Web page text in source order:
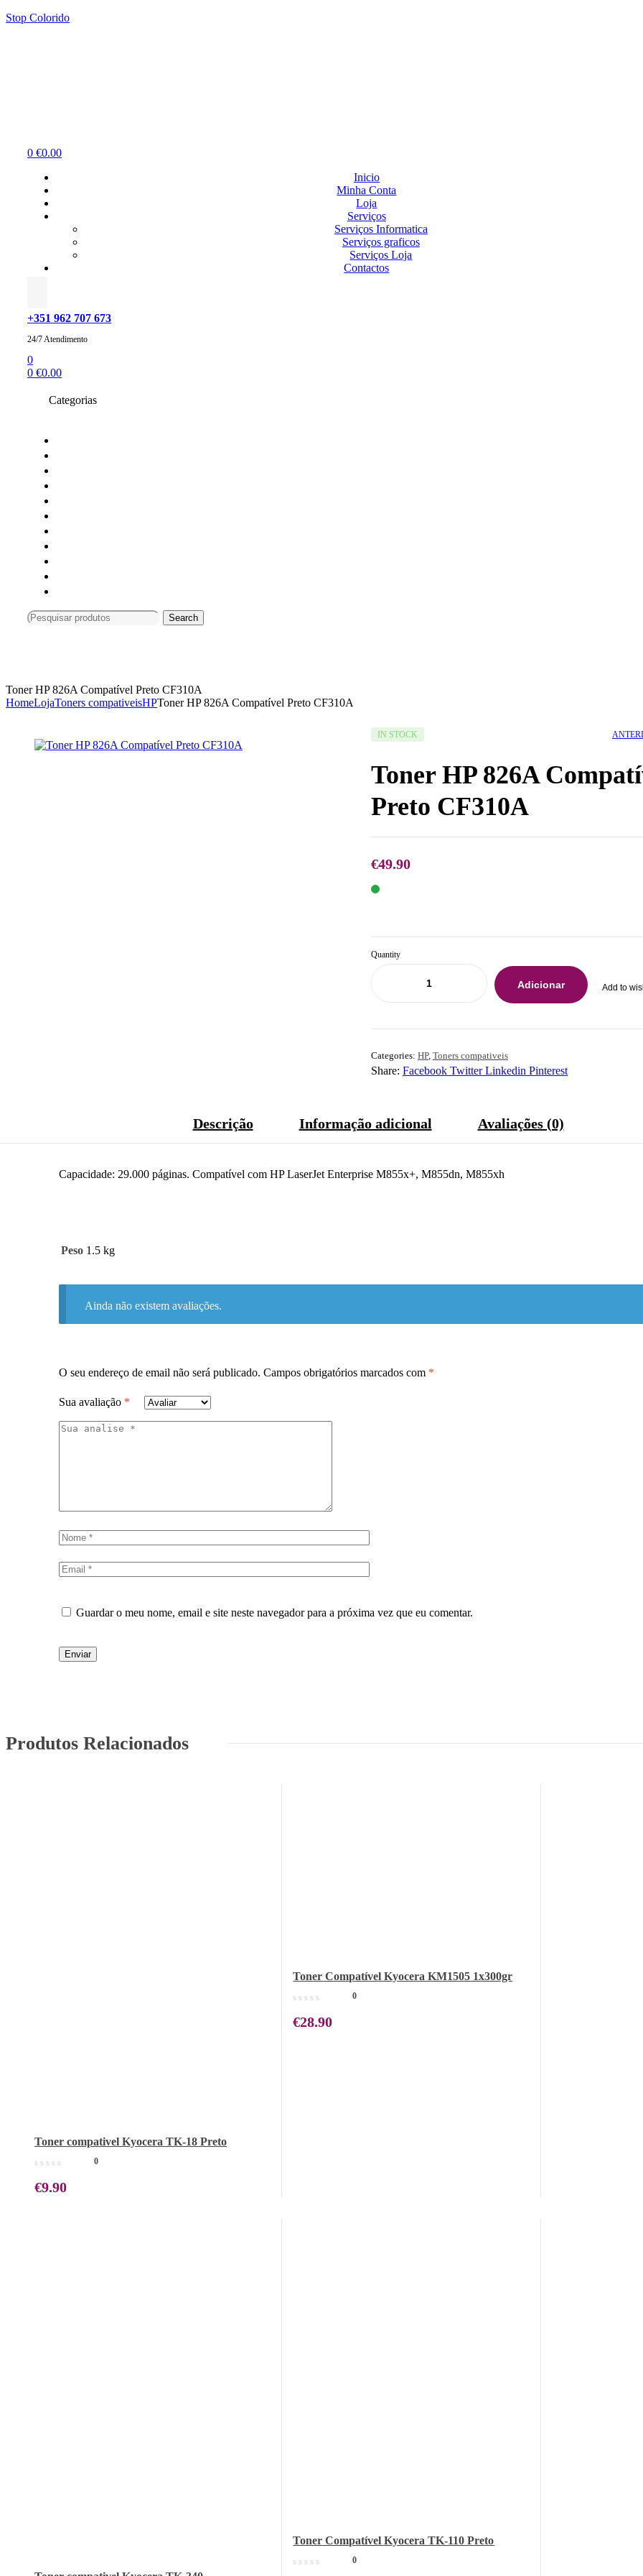
Stop Colorido
0 €0.00
Inicio
Minha Conta
Loja
Serviços
Serviços Informatica
Serviços graficos
Serviços Loja
Contactos
+351 962 707 673
24/7 Atendimento
0
0 €0.00
Categorias
Search
for:
Search
Toner HP 826A Compatível Preto CF310A
HomeLojaToners compativeisHPToner HP 826A Compatível Preto CF310A
AVAILABILITY:
IN STOCK
Toner HP 826A
Preto CF310A
€49.90
Quantity
Adicionar Add to
Categories: HP, Toners compativeis
Share: Facebook Twitter Linkedin Pinterest
Descrição Informação adicional Avaliações (0)
Capacidade: 29.000 páginas. Compatível com HP LaserJet Enterprise M855x+, M855dn, M855xh
Peso 1.5 kg
Ainda não existem avaliações.
O seu endereço de email não será publicado. Campos obrigatórios marcados com *
Sua avaliação *
Guardar o meu nome, email e site neste navegador para a próxima vez que eu comentar.
Produtos Relacionados
Toner compativel Kyocera TK-18 Preto
0
€9.90
Toner Compatível Kyocera KM1505 1x300gr
0
€28.90
Toner Compatível Kyocera TK-110 Preto
0